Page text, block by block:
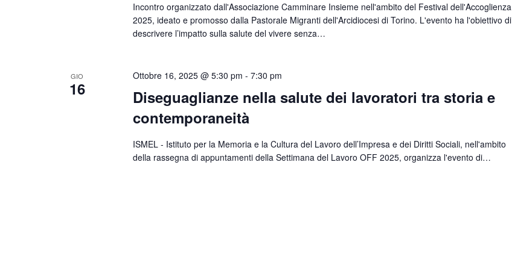
Incontro organizzato dall'Associazione Camminare Insieme nell'ambito del Festival dell'Accoglienza
2025, ideato e promosso dalla Pastorale Migranti dell'Arcidiocesi di Torino. L'evento ha l'obiettivo di
descrivere l’impatto sulla salute del vivere senza…
GIO
16
Diseguaglianze nella salute dei lavoratori tra storia e
contemporaneità
Ottobre 16, 2025 @ 5:30 pm - 7:30 pm
ISMEL - Istituto per la Memoria e la Cultura del Lavoro dell’Impresa e dei Diritti Sociali, nell'ambito
della rassegna di appuntamenti della Settimana del Lavoro OFF 2025, organizza l'evento di…